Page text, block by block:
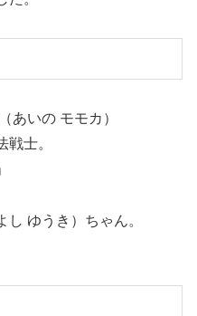
あいの モモカ）
士。
ゆうき）ちゃん。